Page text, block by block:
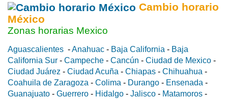
Cambio horario
México
Zonas horarias Mexico
Aguascalientes -Anahuac - Baja California - Baja
California Sur - Campeche - Cancún - Ciudad de Mexico -
Ciudad Juárez - Ciudad Acuña - Chiapas - Chihuahua -
Coahuila de Zaragoza - Colima - Durango - Ensenada -
Guanajuato - Guerrero - Hidalgo - Jalisco - Matamoros -